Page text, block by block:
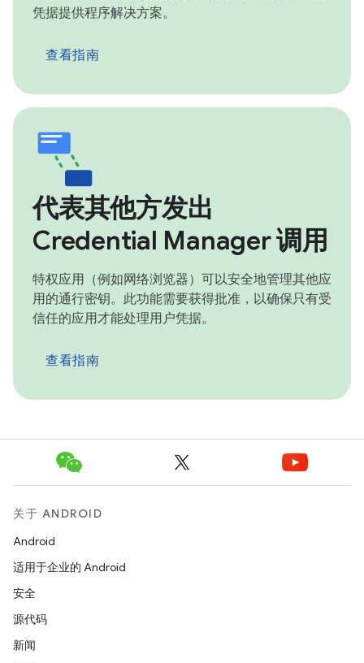
凭据提供程序解决方案。
查看指南
代表其他方发出
Credential Manager 调用
特权应用（例如网络浏览器）可以安全地管理其他应
用的通行密钥。此功能需要获得批准，以确保只有受
信任的应用才能处理用户凭据。
查看指南
关于 ANDROID
Android
适用于企业的 Android
安全
源代码
新闻